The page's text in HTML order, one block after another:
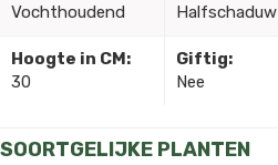
Vochthoudend
Halfschaduw
Hoogte in CM:
30
Giftig:
Nee
SOORTGELIJKE PLANTEN